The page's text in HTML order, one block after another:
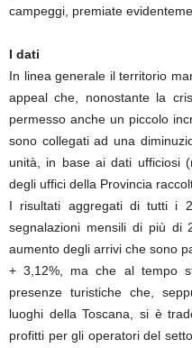
campeggi, premiate
I dati
In linea generale il territorio
appeal che, nonostante la
permesso anche un piccolo
sono collegati ad una
unità, in base ai dati ufficiosi
degli uffici della Provincia
I risultati aggregati di tutti i
segnalazioni mensili di più di
aumento degli arrivi che sono
+ 3,12%, ma che al tempo
presenze turistiche che,
luoghi della Toscana, si è
profitti per gli operatori del